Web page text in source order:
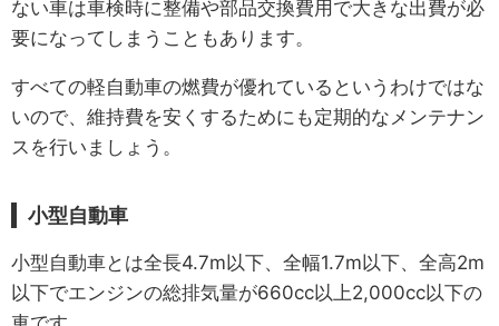
ない車は車検時に整備や部品交換費用で大きな出費が必
要になってしまうこともあります。
すべての軽自動車の燃費が優れているというわけではな
いので、維持費を安くするためにも定期的なメンテナン
スを行いましょう。
小型自動車
小型自動車とは全長4.7m以下、全幅1.7m以下、全高2m
以下でエンジンの総排気量が660cc以上2,000cc以下の